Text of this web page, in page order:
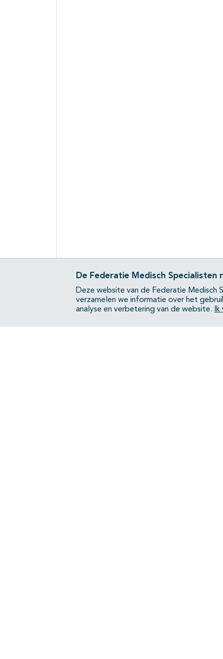
De Federatie Medisch Specialisten
Deze website van de Federatie Medisch
verzamelen we informatie over het
analyse en verbetering van de website.